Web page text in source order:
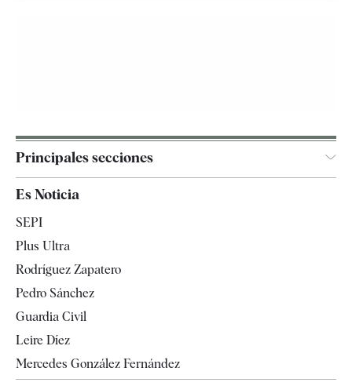
Principales secciones
Televisión
Es Noticia
SEPI
Plus Ultra
Rodríguez Zapatero
Pedro Sánchez
Guardia Civil
Leire Díez
Mercedes González Fernández